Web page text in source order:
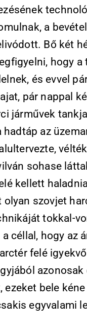
a
Bő két
hogy
és evvel
pár nappal
járművek
hadtáp az
sohase
kellett
olyan szovjet
tokkal-
céllal, hogy az
felé
azonosak
ezeket bele
egyvalami